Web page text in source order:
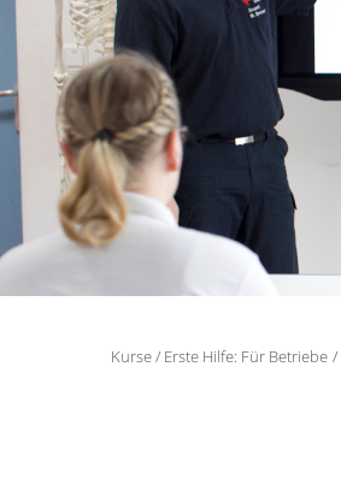
Kurse Erste Hilfe: Für Betriebe